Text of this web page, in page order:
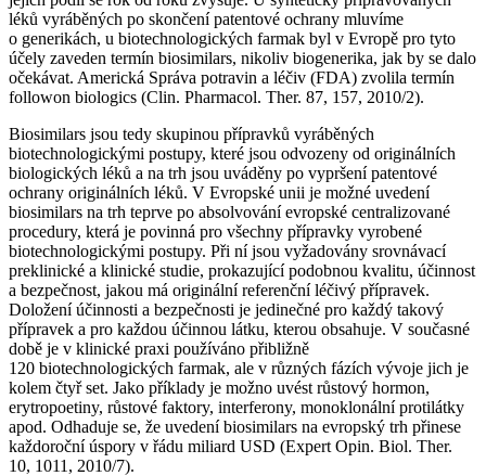
léků vyráběných po skončení patentové ochrany mluvíme
o generikách, u biotechnologických farmak byl v Evropě pro tyto
účely zaveden termín biosimilars, nikoliv biogenerika, jak by se dalo
očekávat. Americká Správa potravin a léčiv (FDA) zvolila termín
followon biologics (Clin. Pharmacol. Ther. 87, 157, 2010/2).
Biosimilars jsou tedy skupinou přípravků vyráběných
biotechnologickými postupy, které jsou odvozeny od originálních
biologických léků a na trh jsou uváděny po vypršení patentové
ochrany originálních léků. V Evropské unii je možné uvedení
biosimilars na trh teprve po absolvování evropské centralizované
procedury, která je povinná pro všechny přípravky vyrobené
biotechnologickými postupy. Při ní jsou vyžadovány srovnávací
preklinické a klinické studie, prokazující podobnou kvalitu, účinnost
a bezpečnost, jakou má originální referenční léčivý přípravek.
Doložení účinnosti a bezpečnosti je jedinečné pro každý takový
přípravek a pro každou účinnou látku, kterou obsahuje. V současné
době je v klinické praxi používáno přibližně
120 biotechnologických farmak, ale v různých fázích vývoje jich je
kolem čtyř set. Jako příklady je možno uvést růstový hormon,
erytropoetiny, růstové faktory, interferony, monoklonální protilátky
apod. Odhaduje se, že uvedení biosimilars na evropský trh přinese
každoroční úspory v řádu miliard USD (Expert Opin. Biol. Ther.
10, 1011, 2010/7).